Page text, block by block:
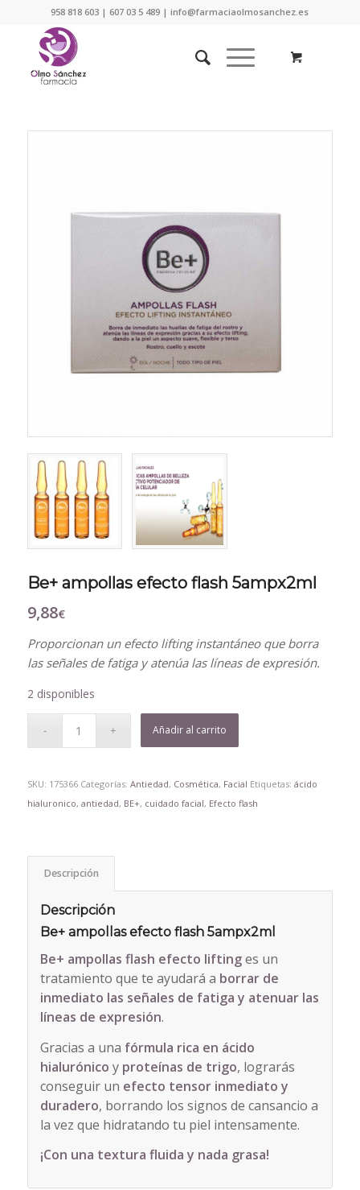
958 818 603 | 607 03 5 489 | info@farmaciaolmosanchez.es
Be+ ampollas efecto flash 5ampx2ml
9,88€
Proporcionan un efecto lifting instantáneo que borra
las señales de fatiga y atenúa las líneas de expresión.
2 disponibles
Añadir al carrito
SKU: 175366 Categorías: Antiedad, Cosmética, Facial Etiquetas: ácido
hialuronico, antiedad, BE+, cuidado facial, Efecto flash
Descripción
Descripción
Be+ ampollas efecto flash 5ampx2ml
Be+ ampollas flash efecto liftinges un
tratamiento que te ayudará a borrar de
inmediato las señales de fatiga y atenuar las
líneas de expresión.
Gracias a una fórmula rica en ácido
hialurónico y proteínas de trigo, lograrás
conseguir un efecto tensor inmediato y
duradero, borrando los signos de cansancio a
la vez que hidratando tu piel intensamente.
¡Con una textura fluida y nada grasa!